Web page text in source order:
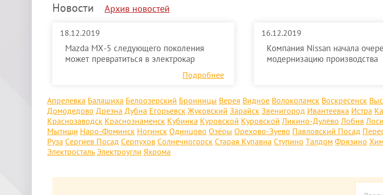
Новости Архив новостей
18.12.2019
Mazda MX-5 следующего поколения
может превратиться в электрокар
Подробнее
16.12.2019
Компания Nissan начала
модернизацию производства
Апрелевка Балашиха Белоозерский Бронницы Верея Видное Волоколамск Воскресенск
Домодедово Дрезна Дубна Егорьевск Жуковский Зарайск Звенигород Ивантеевка Истра
Краснозаводск Краснознаменск Кубинка Куровской Куровской Ликино-Дулёво Лобня
Мытищи Наро-Фоминск Ногинск Одинцово Озёры Орехово-Зуево Павловский Посад
Руза Сергиев Посад Серпухов Солнечногорск Старая Купавна Ступино Талдом Фрязино
Электросталь Электроугли Яхрома